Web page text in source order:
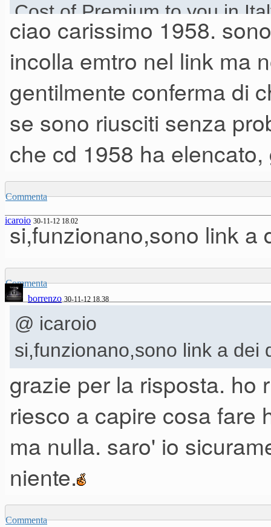
Cost of Premium to you in
the new HD and send us
$80.00 more and keep both!
Cost of expansion memory
current AUDYA 5 (Depends
send us picture of your
board with the 6 outputs
cannot accept the memory,
Hard Drive.
qui i link per demo e PDF
https://www.yousendit.com/
phi_action=app/
https://www.yousendit.com/
phi_action=app/
ciao carissimo 1958.
incolla emtro nel link ma
gentilmente conferma di
se sono riusciti senza
che cd 1958 ha elencato,
Commenta
icaroio 30-11-12 18.02
si,funzionano,sono link a
Commenta
borrenzo 30-11-12 18.38
@ icaroio
si,funzionano,sono link a dei
grazie per la risposta. ho
riesco a capire cosa fare
ma nulla. saro' io
niente.
Commenta